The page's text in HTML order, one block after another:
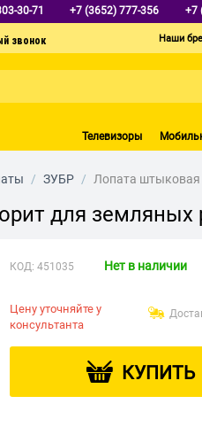
30-71 +7 (3652) 777-356 +7
Наши
Телевизоры
/ ЗУБР / Лопата штыковая
для земляных
КОД: 451035 Нет в наличии
Цену уточняйте у
консультанта
КУПИТЬ